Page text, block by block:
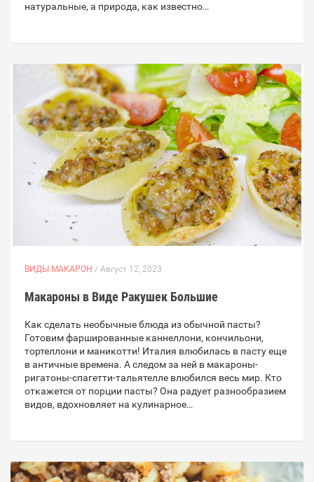
натуральные, а природа, как известно…
ВИДЫ МАКАРОН / Август 12, 2023
Макароны в Виде Ракушек Большие
Как сделать необычные блюда из обычной пасты?
Готовим фаршированные каннеллони, кончильони,
тортеллони и маникотти! Италия влюбилась в пасту еще
в античные времена. А следом за ней в макароны-
ригатоны-спагетти-тальятелле влюбился весь мир. Кто
откажется от порции пасты? Она радует разнообразием
видов, вдохновляет на кулинарное…